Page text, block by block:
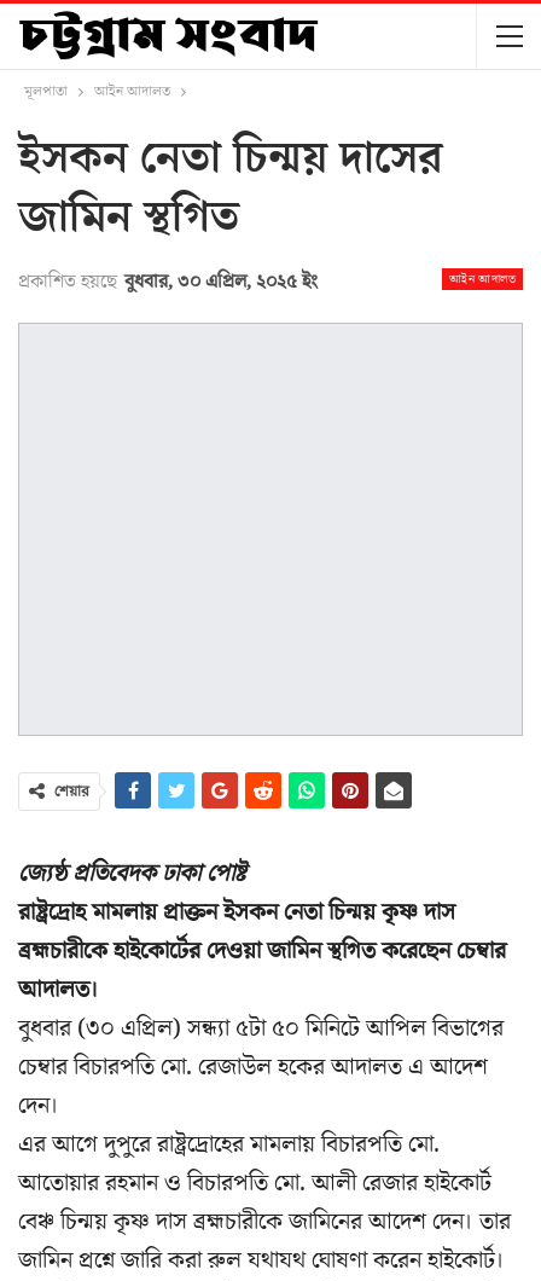
মূলপাতা আইন আদালত
ইসকন নেতা চিন্ময় দাসের
জামিন স্থগিত
আইন আদালত
প্রকাশিত হয়ছে বুধবার, ৩০ এপ্রিল, ২০২৫ ইং
শেয়ার
জ্যেষ্ঠ প্রতিবেদক ঢাকা পোষ্ট
রাষ্ট্রদ্রোহ মামলায় প্রাক্তন ইসকন নেতা চিন্ময় কৃষ্ণ দাস
ব্রহ্মচারীকে হাইকোর্টের দেওয়া জামিন স্থগিত করেছেন চেম্বার
আদালত।
বুধবার (৩০ এপ্রিল) সন্ধ্যা ৫টা ৫০ মিনিটে আপিল বিভাগের
চেম্বার বিচারপতি মো. রেজাউল হকের আদালত এ আদেশ
দেন।
এর আগে দুপুরে রাষ্ট্রদ্রোহের মামলায় বিচারপতি মো.
আতোয়ার রহমান ও বিচারপতি মো. আলী রেজার হাইকোর্ট
বেঞ্চ চিন্ময় কৃষ্ণ দাস ব্রহ্মচারীকে জামিনের আদেশ দেন। তার
জামিন প্রশ্নে জারি করা রুল যথাযথ ঘোষণা করেন হাইকোর্ট।